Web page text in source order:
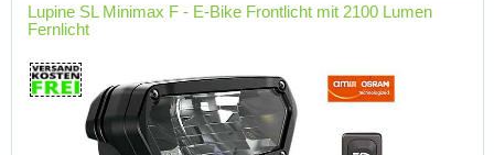
Lupine SL Minimax F - E-Bike Frontlicht mit 2100 Lumen
Fernlicht